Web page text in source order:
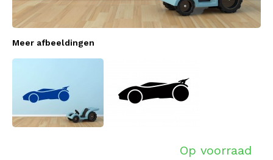
Meer afbeeldingen
Op voorraad